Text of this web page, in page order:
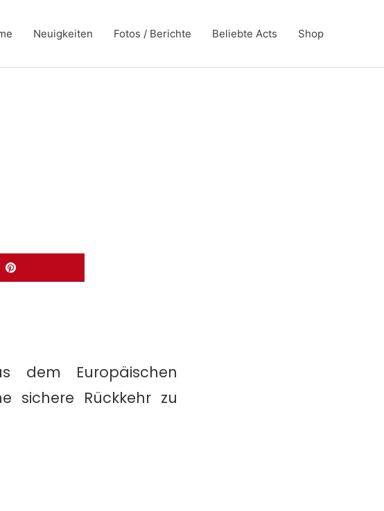
Neuigkeiten Fotos / Berichte Beliebte Acts Shop
dem Europäischen
sichere Rückkehr zu